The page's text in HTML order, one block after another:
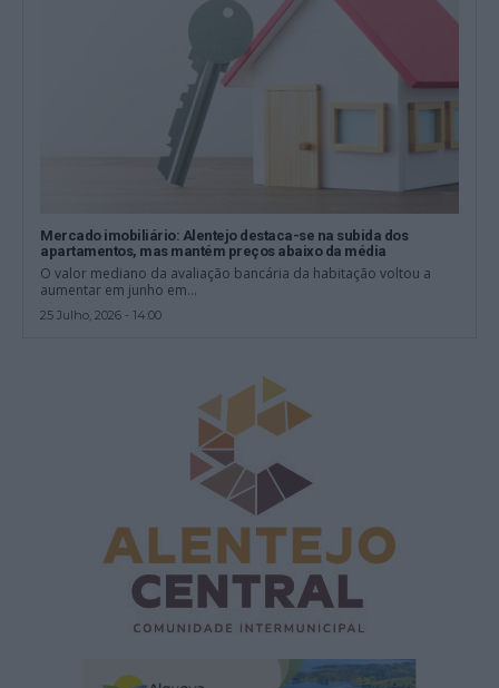
Mercado imobiliário: Alentejo destaca-se na subida dos
apartamentos, mas mantém preços abaixo da média
O valor mediano da avaliação bancária da habitação voltou a
aumentar em junho em...
25 Julho, 2026 - 14:00